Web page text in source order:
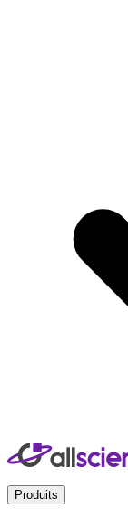
Produits